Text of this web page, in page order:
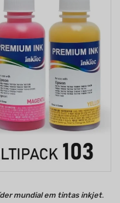
mundial em tintas inkjet.